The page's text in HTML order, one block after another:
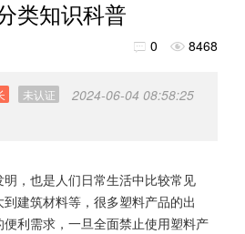
类知识科普
 0  8468
未认证 2024-06-04 08:58:25
，也是人们日常生活中比较常见
建筑材料等，很多塑料产品的出
利需求，一旦全面禁止使用塑料产